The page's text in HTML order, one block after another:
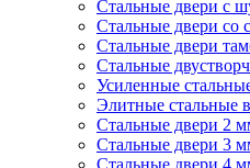
Стальные двери с
Стальные двери со
Стальные двери
Стальные
Усиленные
Элитные стальные
Стальные двери 2
Стальные двери 3